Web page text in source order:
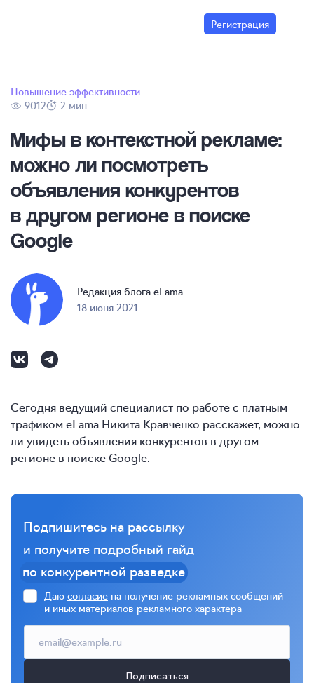
Регистрация
Повышение эффективности
9012
2 мин
Мифы в контекстной рекламе:
можно ли посмотреть
объявления конкурентов
в другом регионе в поиске
Google
Редакция блога eLama
18 июня 2021
Сегодня ведущий специалист по работе с платным
трафиком eLama Никита Кравченко расскажет, можно
ли увидеть объявления конкурентов в другом
регионе в поиске Google.
Подпишитесь на рассылку
и получите подробный гайд
по конкурентной разведке
Даю согласие на получение рекламных сообщений
и иных материалов рекламного характера
Подписаться